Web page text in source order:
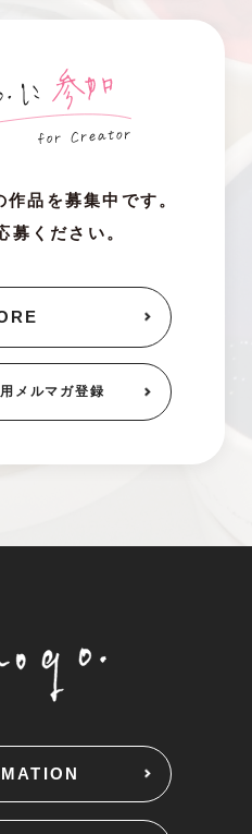
品を募集中です。
募ください。
メルマガ登録